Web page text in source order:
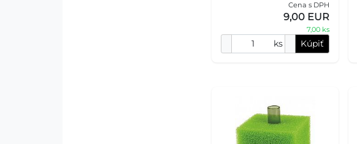
akváriá. Balenie obsahuje dve
špongie s rôznou
Cena s DPH
9,00 EUR
7,00 ks
ks Kúpiť